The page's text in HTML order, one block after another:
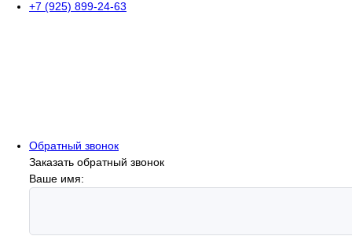
+7 (925) 899-24-63
Обратный звонок
Заказать обратный звонок
Ваше имя: